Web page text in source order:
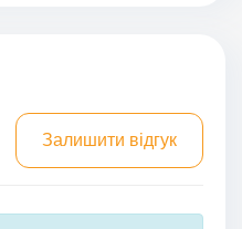
Залишити відгук